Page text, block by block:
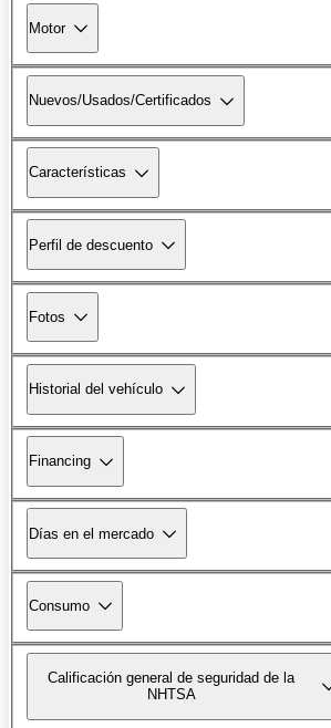
Motor
Nuevos/Usados/Certificados
Características
Perfil de descuento
Fotos
Historial del vehículo
Financing
Días en el mercado
Consumo
Calificación general de seguridad de la
NHTSA